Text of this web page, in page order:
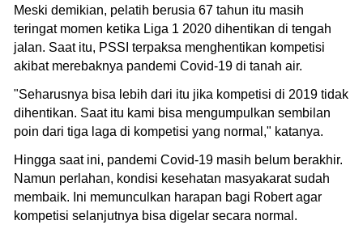
Meski demikian, pelatih berusia 67 tahun itu masih
teringat momen ketika Liga 1 2020 dihentikan di tengah
jalan. Saat itu, PSSI terpaksa menghentikan kompetisi
akibat merebaknya pandemi Covid-19 di tanah air.
"Seharusnya bisa lebih dari itu jika kompetisi di 2019 tidak
dihentikan. Saat itu kami bisa mengumpulkan sembilan
poin dari tiga laga di kompetisi yang normal," katanya.
Hingga saat ini, pandemi Covid-19 masih belum berakhir.
Namun perlahan, kondisi kesehatan masyakarat sudah
membaik. Ini memunculkan harapan bagi Robert agar
kompetisi selanjutnya bisa digelar secara normal.